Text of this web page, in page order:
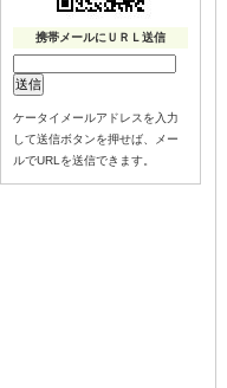
携帯メールにＵＲＬ送信
ケータイメールアドレスを入力
して送信ボタンを押せば、メー
ルでURLを送信できます。